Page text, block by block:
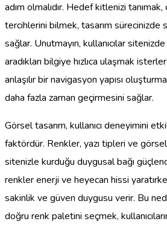
adım olmalıdır. Hedef kitlenizi tanımak,
tercihlerini bilmek, tasarım sürecinizde
sağlar. Unutmayın, kullanıcılar
aradıkları bilgiye hızlıca ulaşmak
anlaşılır bir navigasyon yapısı
daha fazla zaman geçirmesini sağlar.
Görsel tasarım, kullanıcı deneyimini
faktördür. Renkler, yazı tipleri ve
sitenizle kurduğu duygusal bağı
renkler enerji ve heyecan hissi
sakinlik ve güven duygusu verir. Bu
doğru renk paletini seçmek,